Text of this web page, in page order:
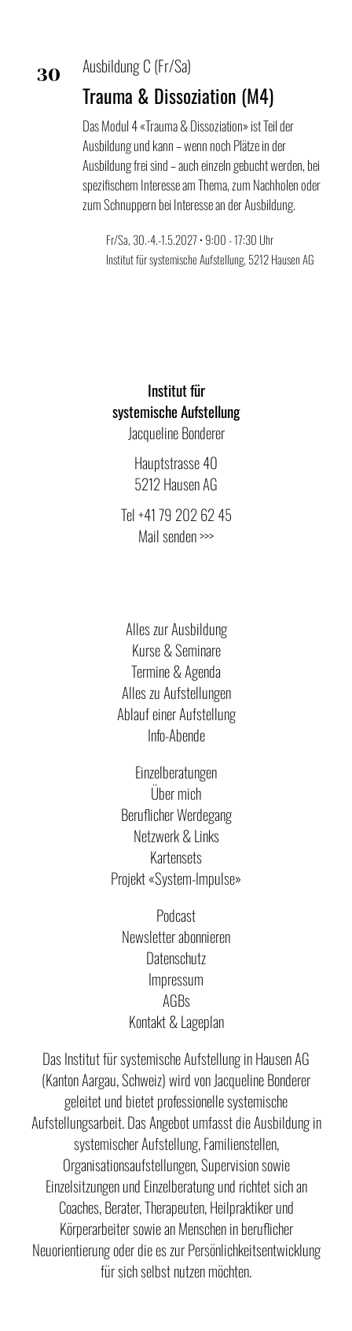
30 Ausbildung C (Fr/Sa)
Trauma & Dissoziation (M4)
Das Modul 4 «Trauma & Dissoziation» ist Teil der
Ausbildung und kann – wenn noch Plätze in der
Ausbildung frei sind – auch einzeln gebucht werden, bei
spezifischem Interesse am Thema, zum Nachholen oder
zum Schnuppern bei Interesse an der Ausbildung.
Fr/Sa, 30.-4.-1.5.2027 • 9:00 - 17:30 Uhr
Institut für systemische Aufstellung, 5212 Hausen AG
Institut für
systemische Aufstellung
Jacqueline Bonderer
Hauptstrasse 40
5212 Hausen AG
Tel+41 79 202 62 45
Mail senden >>>
Alles zur Ausbildung
Kurse & Seminare
Termine & Agenda
Alles zu Aufstellungen
Ablauf einer Aufstellung
Info-Abende
Einzelberatungen
Über mich
Beruflicher Werdegang
Netzwerk & Links
Kartensets
Projekt «System-Impulse»
Podcast
Newsletter abonnieren
Datenschutz
Impressum
AGBs
Kontakt & Lageplan
Das Institut für systemische Aufstellung in Hausen AG
(Kanton Aargau, Schweiz) wird von Jacqueline Bonderer
geleitet und bietet professionelle systemische
Aufstellungsarbeit. Das Angebot umfasst die Ausbildung in
systemischer Aufstellung, Familienstellen,
Organisationsaufstellungen, Supervision sowie
Einzelsitzungen und Einzelberatung und richtet sich an
Coaches, Berater, Therapeuten, Heilpraktiker und
Körperarbeiter sowie an Menschen in beruflicher
Neuorientierung oder die es zur Persönlichkeitsentwicklung
für sich selbst nutzen möchten.